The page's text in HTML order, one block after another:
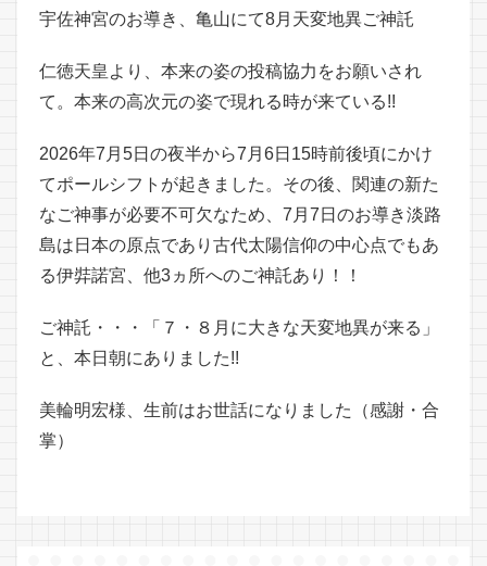
宇佐神宮のお導き、亀山にて8月天変地異ご神託
仁徳天皇より、本来の姿の投稿協力をお願いされ
て。本来の高次元の姿で現れる時が来ている!!
2026年7月5日の夜半から7月6日15時前後頃にかけ
てポールシフトが起きました。その後、関連の新た
なご神事が必要不可欠なため、7月7日のお導き淡路
島は日本の原点であり古代太陽信仰の中心点でもあ
る伊弉諾宮、他3ヵ所へのご神託あり！！
ご神託・・・「７・８月に大きな天変地異が来る」
と、本日朝にありました!!
美輪明宏様、生前はお世話になりました（感謝・合
掌）